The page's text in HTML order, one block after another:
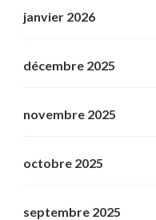
janvier 2026
décembre 2025
novembre 2025
octobre 2025
septembre 2025